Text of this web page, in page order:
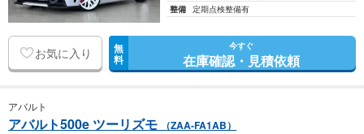
整備 定期点検整備有
お気に入り 無
料
今すぐ
在庫確認・見積依頼
アバルト
アバルト500e ツーリズモ （ZAA-FA1AB）